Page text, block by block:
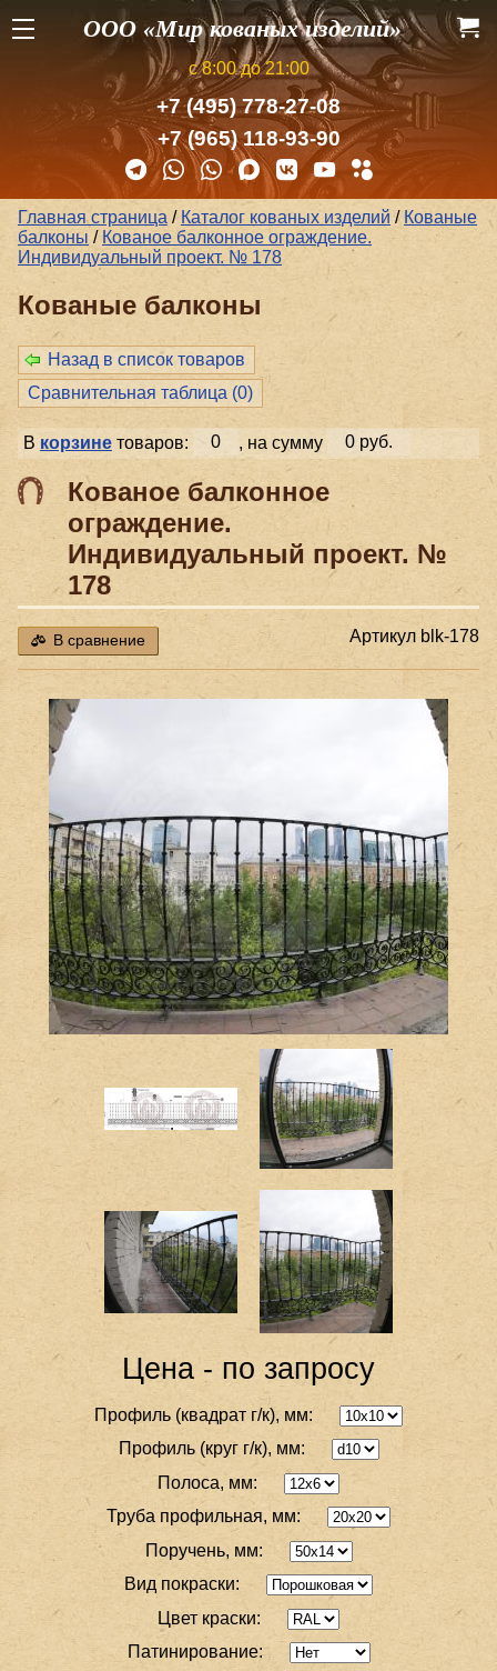
ООО «Мир кованых изделий»
с 8:00 до 21:00
+7 (495) 778-27-08
+7 (965) 118-93-90
Главная страница / Каталог кованых изделий / Кованые
балконы / Кованое балконное ограждение.
Индивидуальный проект. № 178
Кованые балконы
Назад в список товаров
Сравнительная таблица (0)
В корзинетоваров: 0 , на сумму 0 руб.
Кованое балконное
ограждение.
Индивидуальный проект. №
178
В сравнение Артикул blk-178
Цена - по запросу
Профиль (квадрат г/к), мм:
Профиль (круг г/к), мм:
Полоса, мм:
Труба профильная, мм:
Поручень, мм:
Вид покраски:
Цвет краски:
Патинирование: